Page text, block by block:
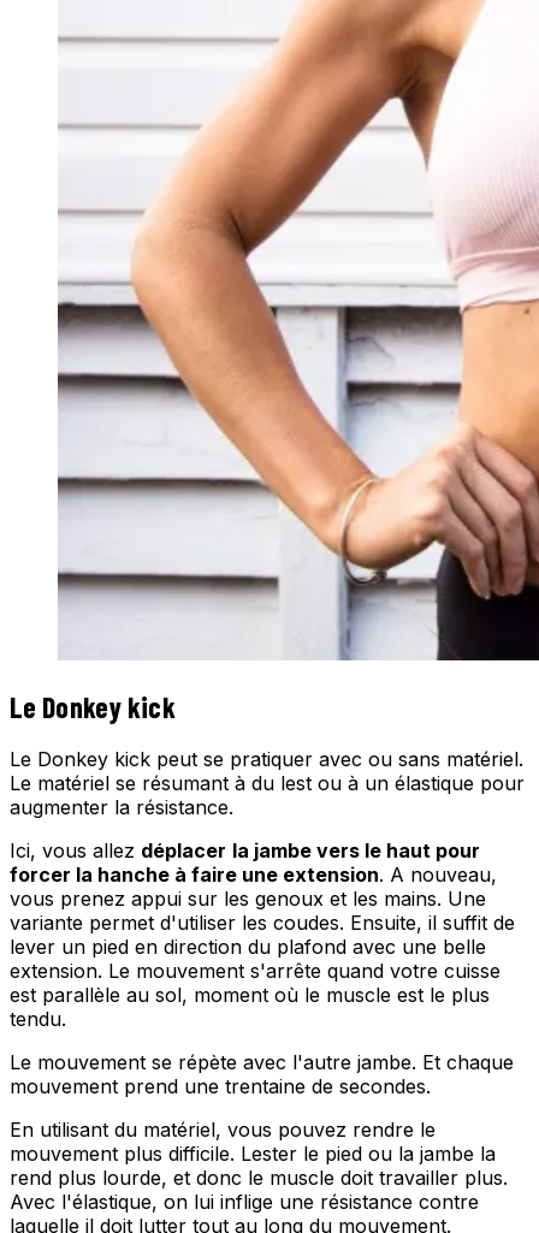
Le Donkey kick
Le Donkey kick peut se pratiquer avec ou sans matériel.
Le matériel se résumant à du lest ou à un élastique pour
augmenter la résistance.
Ici, vous allez déplacer la jambe vers le haut pour
forcer la hanche à faire une extension. A nouveau,
vous prenez appui sur les genoux et les mains. Une
variante permet d'utiliser les coudes. Ensuite, il suffit de
lever un pied en direction du plafond avec une belle
extension. Le mouvement s'arrête quand votre cuisse
est parallèle au sol, moment où le muscle est le plus
tendu.
Le mouvement se répète avec l'autre jambe. Et chaque
mouvement prend une trentaine de secondes.
En utilisant du matériel, vous pouvez rendre le
mouvement plus difficile. Lester le pied ou la jambe la
rend plus lourde, et donc le muscle doit travailler plus.
Avec l'élastique, on lui inflige une résistance contre
laquelle il doit lutter tout au long du mouvement.